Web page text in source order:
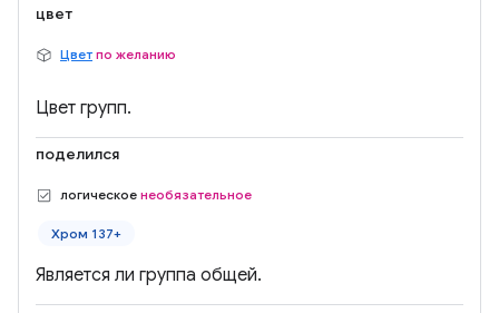
цвет
Цвет по желанию
Цвет групп.
поделился
логическое необязательное
Хром 137+
Является ли группа общей.